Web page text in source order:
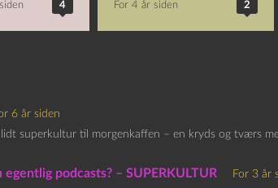
4 For 4 år siden 2
6 år siden
superkultur til morgenkaffen – en kryds og tværs
podcasts? – SUPERKULTUR
For 3 år